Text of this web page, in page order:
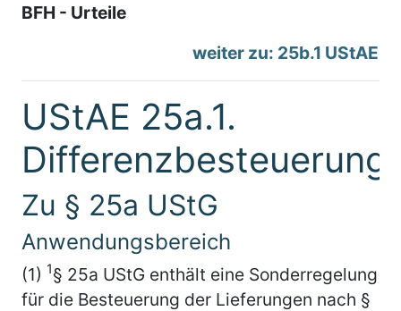
BFH - Urteile
weiter zu: 25b.1 UStAE
UStAE 25a.1.
Differenzbesteuerung
Zu § 25a UStG
Anwendungsbereich
(1) 1§ 25a UStG enthält eine Sonderregelung
für die Besteuerung der Lieferungen nach §